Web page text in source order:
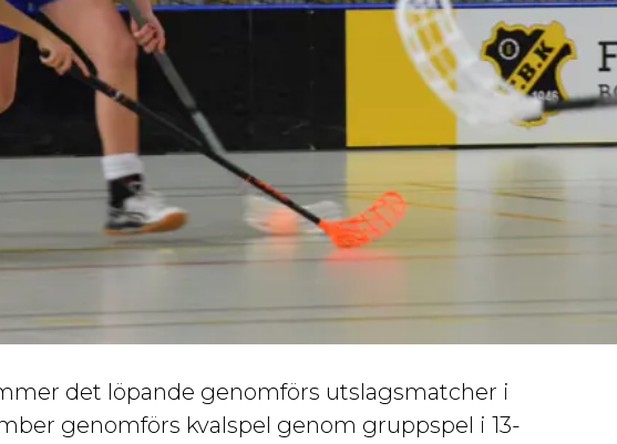
det löpande genomförs utslagsmatcher i
genomförs kvalspel genom gruppspel i 13-